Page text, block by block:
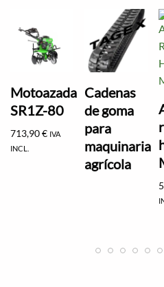
Motoazada
SR1Z-80
713,90€ IVA
INCL.
Cadenas
de goma
para
maquinaria
agrícola